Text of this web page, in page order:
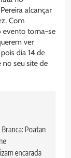
alcançar
Com
evento torna-se
ver
dia 14 de
seu site de
Branca: Poatan
encarada